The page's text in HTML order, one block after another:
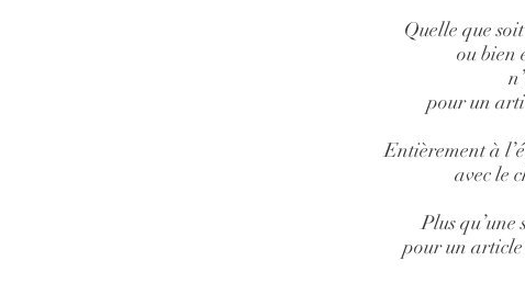
Quelle que
ou bien
pour un
Entièrement à
avec le
Plus qu’une
pour un